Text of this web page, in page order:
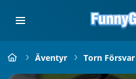
Äventyr Torn Försvar